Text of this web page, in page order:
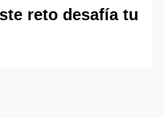
reto desafía tu